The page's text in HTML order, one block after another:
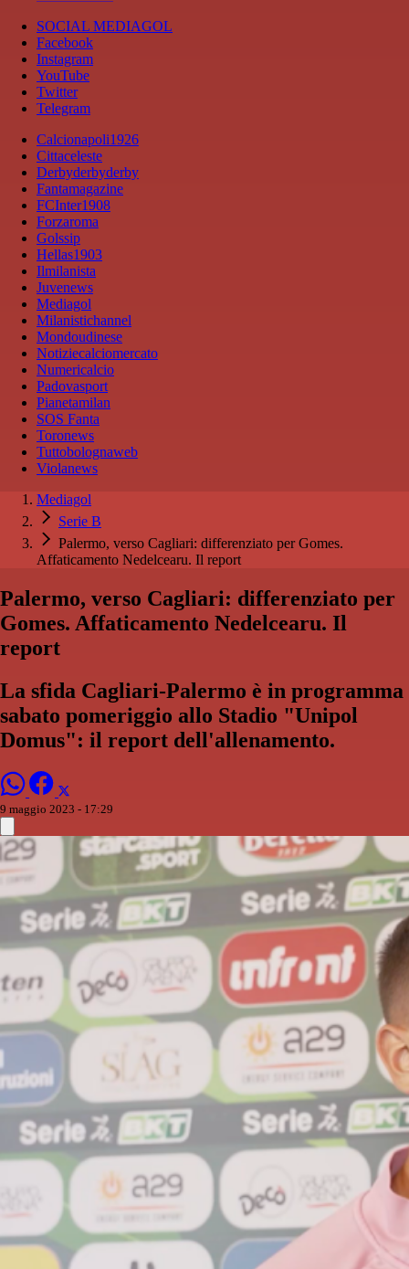
SOCIAL MEDIAGOL
Facebook
Instagram
YouTube
Twitter
Telegram
Calcionapoli1926
Cittaceleste
Derbyderbyderby
Fantamagazine
FCInter1908
Forzaroma
Golssip
Hellas1903
Ilmilanista
Juvenews
Mediagol
Milanistichannel
Mondoudinese
Notiziecalciomercato
Numericalcio
Padovasport
Pianetamilan
SOS Fanta
Toronews
Tuttobolognaweb
Violanews
Mediagol
Serie B
Palermo, verso Cagliari: differenziato per Gomes.
Affaticamento Nedelcearu. Il report
Palermo, verso Cagliari: differenziato per
Gomes. Affaticamento Nedelcearu. Il
report
La sfida Cagliari-Palermo è in programma
sabato pomeriggio allo Stadio "Unipol
Domus": il report dell'allenamento.
9 maggio 2023 - 17:29